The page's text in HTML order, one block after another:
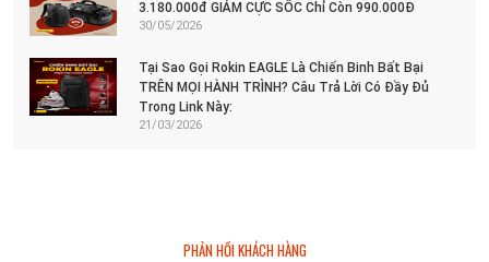
3.180.000đ GIẢM CỰC SỐC Chỉ Còn 990.000Đ
30/05/2026
Tại Sao Gọi Rokin EAGLE Là Chiến Binh Bất Bại
TRÊN MỌI HÀNH TRÌNH? Câu Trả Lời Có Đầy Đủ
Trong Link Này:
21/03/2026
PHẢN HỒI KHÁCH HÀNG